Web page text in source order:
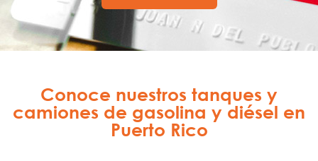
Conoce nuestros tanques y
camiones de gasolina y diésel en
Puerto Rico